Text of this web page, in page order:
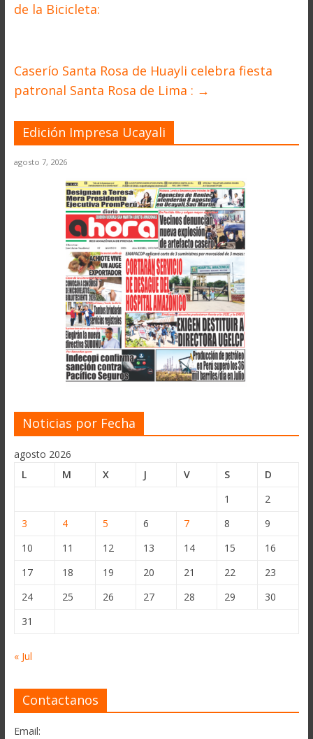
de la Bicicleta:
Caserío Santa Rosa de Huayli celebra fiesta
patronal Santa Rosa de Lima : →
Edición Impresa Ucayali
agosto 7, 2026
Noticias por Fecha
agosto 2026
L
M X J V S
D
1
2
3
4 5 6 7 8
9
10
11 12 13 14 15
16
17
18 19 20 21 22
23
24
25 26 27 28 29
30
31
« Jul
Contactanos
Email: